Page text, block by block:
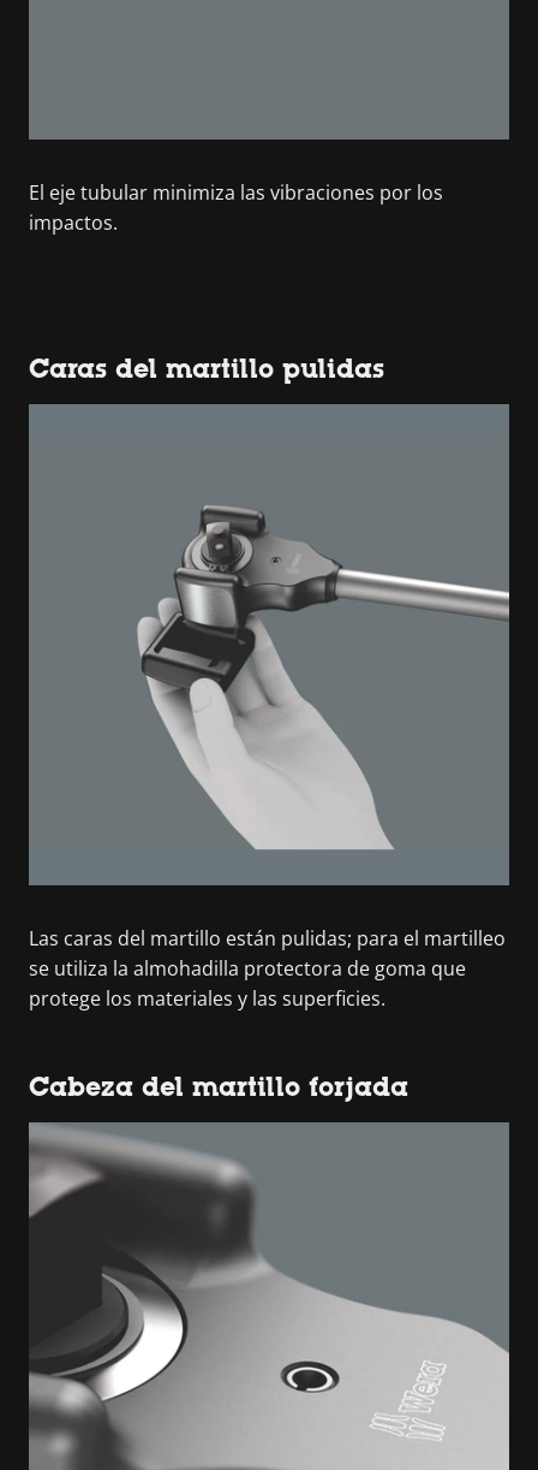
El eje tubular minimiza las vibraciones por los
impactos.
Caras del martillo pulidas
Las caras del martillo están pulidas; para el martilleo
se utiliza la almohadilla protectora de goma que
protege los materiales y las superficies.
Cabeza del martillo forjada